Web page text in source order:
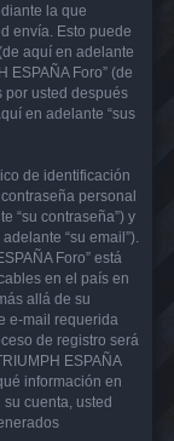
la que
envía. Esto puede
aquí en adelante
ESPAÑA Foro” (de
por usted después
en adelante “sus
de identificación
personal
“su contraseña”) y
“su email”).
Foro” está
en el país en
allá de su
e-mail requerida
de registro será
ESPAÑA
información en
cuenta, usted